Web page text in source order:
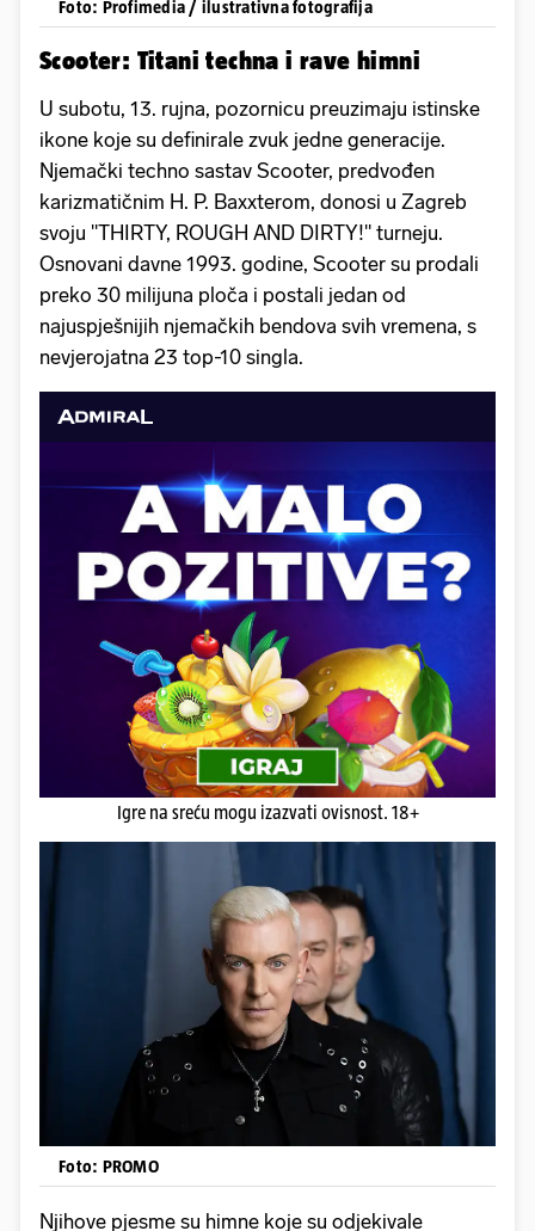
Foto: Profimedia / ilustrativna fotografija
Scooter: Titani techna i rave himni
U subotu, 13. rujna, pozornicu preuzimaju istinske
ikone koje su definirale zvuk jedne generacije.
Njemački techno sastav Scooter, predvođen
karizmatičnim H. P. Baxxterom, donosi u Zagreb
svoju "THIRTY, ROUGH AND DIRTY!" turneju.
Osnovani davne 1993. godine, Scooter su prodali
preko 30 milijuna ploča i postali jedan od
najuspješnijih njemačkih bendova svih vremena, s
nevjerojatna 23 top-10 singla.
Igre na sreću mogu izazvati ovisnost. 18+
Foto: PROMO
Njihove pjesme su himne koje su odjekivale